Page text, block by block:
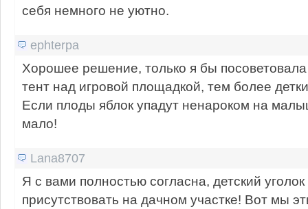
себя немного не уютно.
ephterpa
Хорошее решение, только я бы
тент над игровой площадкой, тем более
Если плоды яблок упадут ненароком на
мало!
Lana8707
Я с вами полностью согласна, детский
присутствовать на дачном участке! Вот мы